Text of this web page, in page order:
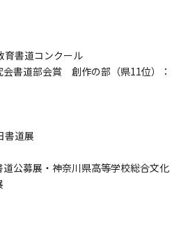
育書道コンクール
書道部会賞 創作の部（県11位）：
書道展
公募展・神奈川県高等学校総合文化